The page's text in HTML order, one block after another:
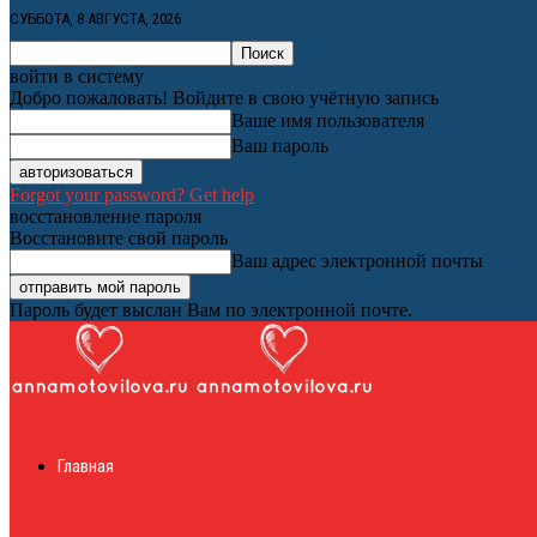
СУББОТА, 8 АВГУСТА, 2026
войти в систему
Добро пожаловать! Войдите в свою учётную запись
Ваше имя пользователя
Ваш пароль
Forgot your password? Get help
восстановление пароля
Восстановите свой пароль
Ваш адрес электронной почты
Пароль будет выслан Вам по электронной почте.
Главная